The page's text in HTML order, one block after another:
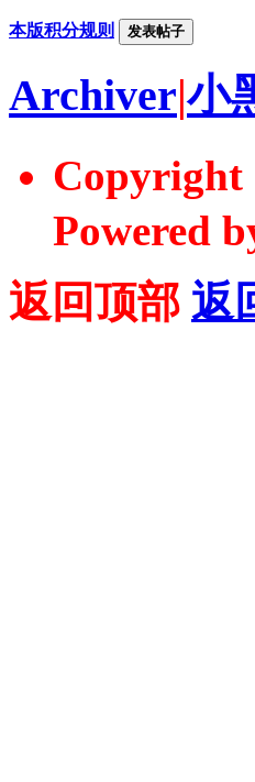
本版积分规则 发表帖子
Archiver|小
Powered
返回顶部 返